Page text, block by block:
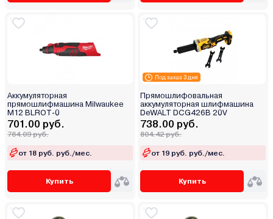
Аккумуляторная
прямошлифмашина Milwaukee
M12 BLROT-0
701.00 руб.
764.09 руб.
от 18 руб. руб./мес.
Купить
Под заказ 3 дня
Прямошлифовальная
аккумуляторная шлифмашина
DeWALT DCG426B 20V
738.00 руб.
804.42 руб.
от 19 руб. руб./мес.
Купить